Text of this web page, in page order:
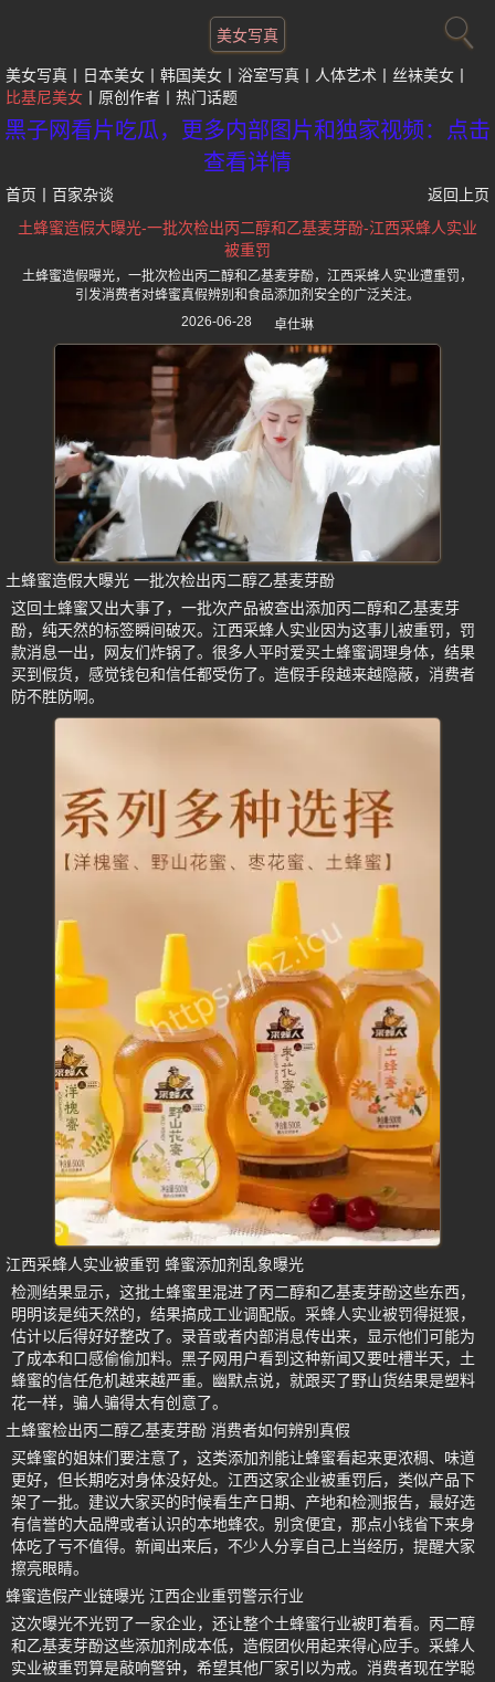
美女写真
美女写真 日本美女 韩国美女 浴室写真 人体艺术
丝袜美女
比基尼美女
原创作者 热门话题
黑子网看片吃瓜，更多内部图片和独家视频：点击
查看详情
首页 百家杂谈
返回上页
土蜂蜜造假大曝光-一批次检出丙二醇和乙基麦芽酚-江西采蜂人实业
被重罚
土蜂蜜造假曝光，一批次检出丙二醇和乙基麦芽酚，江西采蜂人实业遭重罚，
引发消费者对蜂蜜真假辨别和食品添加剂安全的广泛关注。
2026-06-28
卓仕琳
土蜂蜜造假大曝光 一批次检出丙二醇乙基麦芽酚
这回土蜂蜜又出大事了，一批次产品被查出添加丙二醇和乙基麦芽
酚，纯天然的标签瞬间破灭。江西采蜂人实业因为这事儿被重罚，罚
款消息一出，网友们炸锅了。很多人平时爱买土蜂蜜调理身体，结果
买到假货，感觉钱包和信任都受伤了。造假手段越来越隐蔽，消费者
防不胜防啊。
江西采蜂人实业被重罚 蜂蜜添加剂乱象曝光
检测结果显示，这批土蜂蜜里混进了丙二醇和乙基麦芽酚这些东西，
明明该是纯天然的，结果搞成工业调配版。采蜂人实业被罚得挺狠，
估计以后得好好整改了。录音或者内部消息传出来，显示他们可能为
了成本和口感偷偷加料。黑子网用户看到这种新闻又要吐槽半天，土
蜂蜜的信任危机越来越严重。幽默点说，就跟买了野山货结果是塑料
花一样，骗人骗得太有创意了。
土蜂蜜检出丙二醇乙基麦芽酚 消费者如何辨别真假
买蜂蜜的姐妹们要注意了，这类添加剂能让蜂蜜看起来更浓稠、味道
更好，但长期吃对身体没好处。江西这家企业被重罚后，类似产品下
架了一批。建议大家买的时候看生产日期、产地和检测报告，最好选
有信誉的大品牌或者认识的本地蜂农。别贪便宜，那点小钱省下来身
体吃了亏不值得。新闻出来后，不少人分享自己上当经历，提醒大家
擦亮眼睛。
蜂蜜造假产业链曝光 江西企业重罚警示行业
这次曝光不光罚了一家企业，还让整个土蜂蜜行业被盯着看。丙二醇
和乙基麦芽酚这些添加剂成本低，造假团伙用起来得心应手。采蜂人
实业被重罚算是敲响警钟，希望其他厂家引以为戒。消费者现在学聪